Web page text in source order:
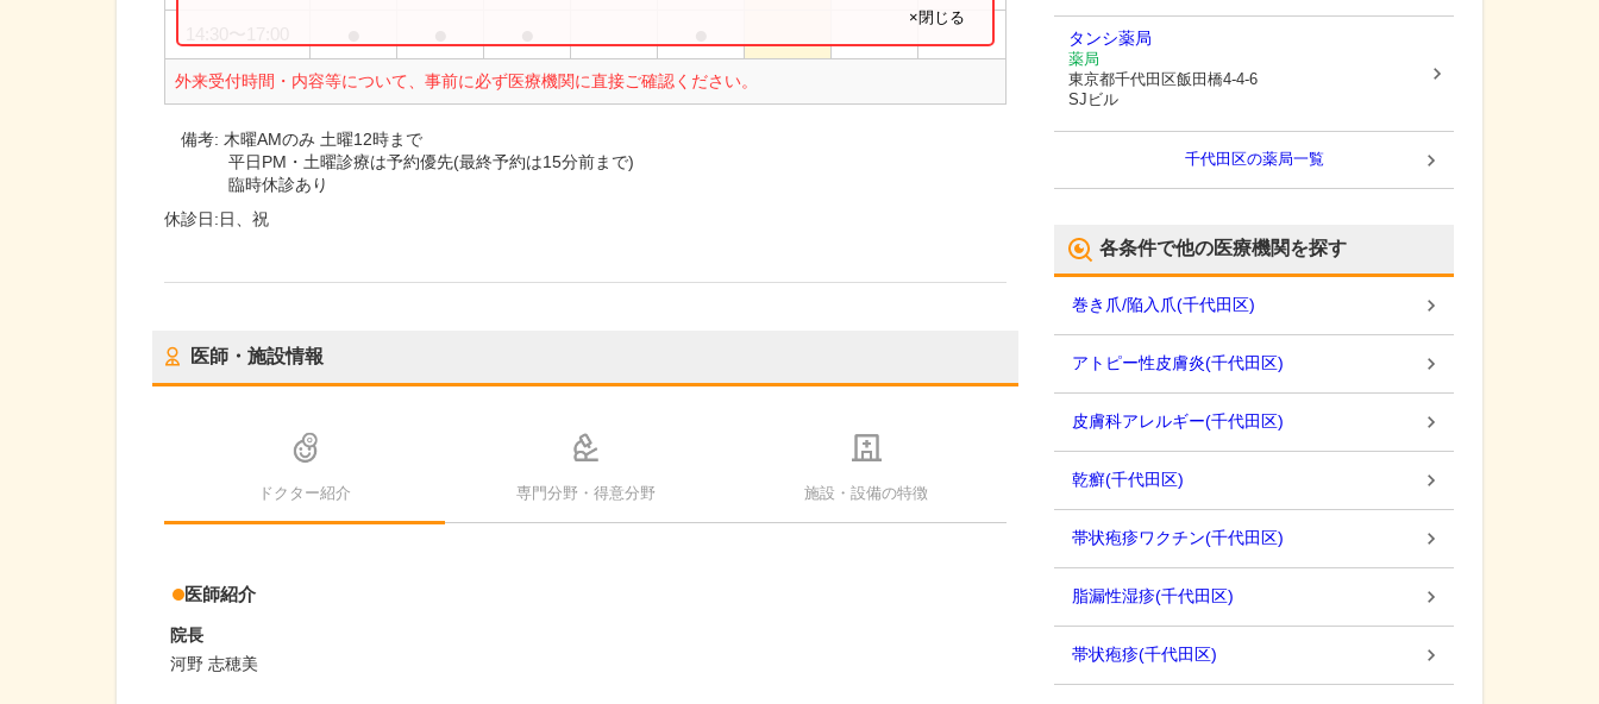
外来受付時間・内容等について、事前に必ず医療機関に直接ご確認ください。
×閉じる
備考: 木曜AMのみ 土曜12時まで
平日PM・土曜診療は予約優先(最終予約は15分前まで)
臨時休診あり
休診日:日、祝
医師・施設情報
ドクター紹介 専門分野・得意分野 施設・設備の特徴
医師紹介
院長
河野 志穂美
タンシ薬局
薬局
東京都千代田区飯田橋4-4-6
SJビル
千代田区の薬局一覧
各条件で他の医療機関を探す
巻き爪/陥入爪(千代田区)
アトピー性皮膚炎(千代田区)
皮膚科アレルギー(千代田区)
乾癬(千代田区)
帯状疱疹ワクチン(千代田区)
脂漏性湿疹(千代田区)
帯状疱疹(千代田区)